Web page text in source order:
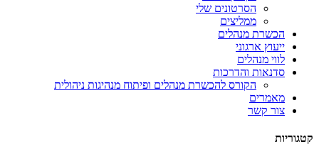
הסרטונים שלי
ממליצים
הכשרת מנהלים
ייעוץ ארגוני
לווי מנהלים
סדנאות והדרכות
הקורס להכשרת מנהלים ופיתוח מנהיגות ניהולית
מאמרים
צור קשר
קטגוריות